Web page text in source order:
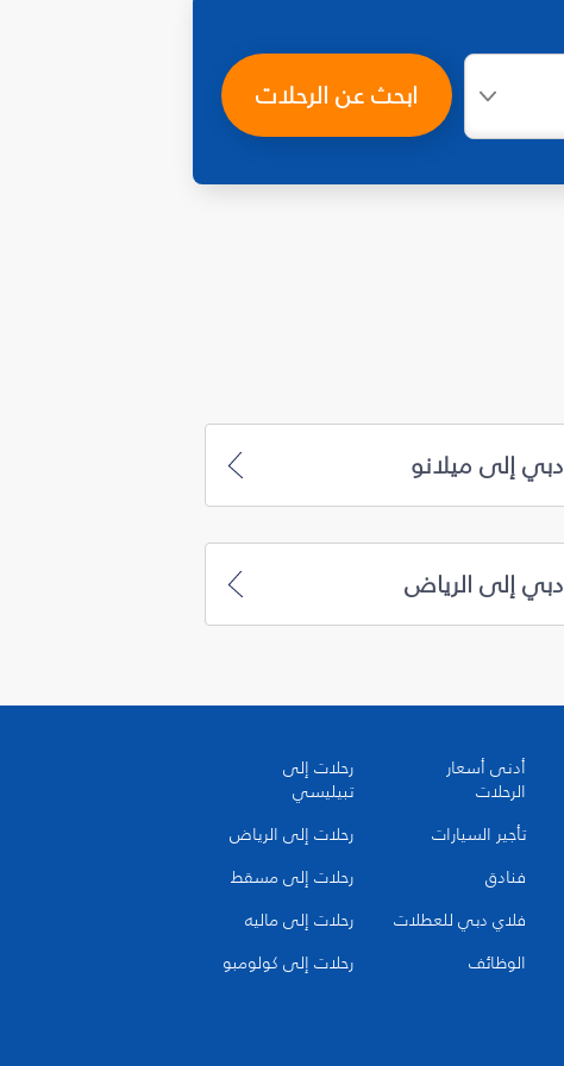
ابحث عن الرحلات
دبي إلى ميلانو
دبي إلى الرياض
أدنى أسعار
الرحلات
تأجير السيارات
فنادق
فلاي دبي للعطلات
الوظائف
رحلات إلى
تبيليسي
رحلات إلى الرياض
رحلات إلى مسقط
رحلات إلى ماليه
رحلات إلى كولومبو